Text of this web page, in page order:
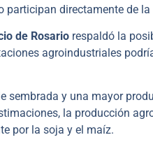
participan directamente de
de Rosario respaldó la
agroindustriales
sembrada y una mayor
la producción
por la soja y el maíz.